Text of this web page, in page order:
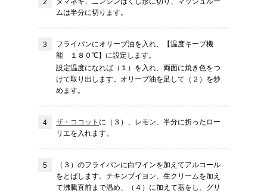
ムは半分に切ります。
フライパンにオリーブ油を入れ、【温度キープ機
能 １８０℃】に設定します。
設定温度になれば（１）を入れ、両面に焼き色をつ
けて取り出します。オリーブ油を足して（２）を炒
めます。
ザ・ココット に（３）、レモン、半分に折ったロー
リエを入れます。
（３）のフライパンに白ワインを加えてアルコール
をとばします。チキンブイヨン、生クリームを加え
て沸騰直前まで温め、（４）に加えて蓋をし、グリ